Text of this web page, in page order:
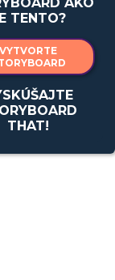
TENTO?
VYTVORTE
THAT!